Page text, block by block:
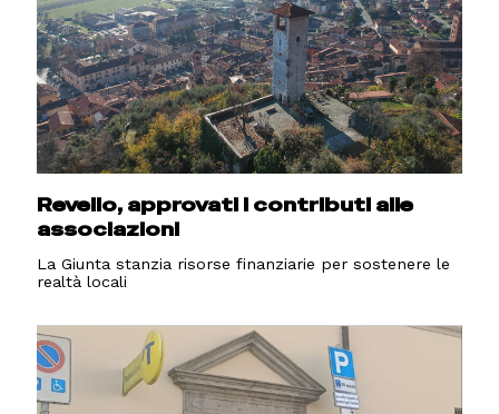
Revello, approvati i contributi alle
associazioni
La Giunta stanzia risorse finanziarie per sostenere le
realtà locali